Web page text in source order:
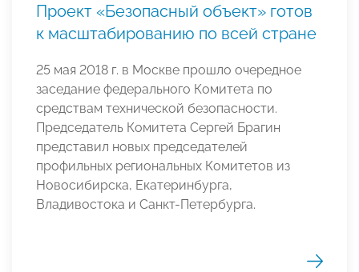
Проект «Безопасный объект» готов
к масштабированию по всей стране
25 мая 2018 г. в Москве прошло очередное
заседание федерального Комитета по
средствам технической безопасности.
Председатель Комитета Сергей Брагин
представил новых председателей
профильных региональных Комитетов из
Новосибирска, Екатеринбурга,
Владивостока и Санкт-Петербурга.